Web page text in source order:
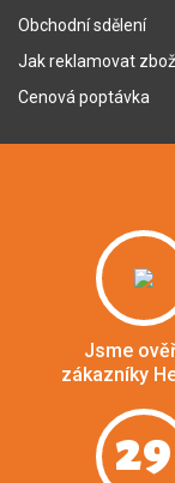
Obchodní sdělení
Jak reklamovat
Cenová poptávka
Jsme
zákazníky
29